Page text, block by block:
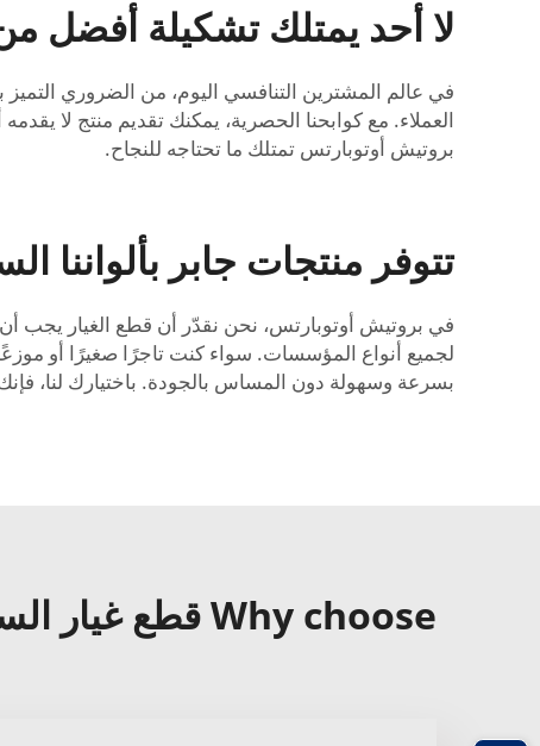
لا أحد يمتلك تشكيلة أفضل
في عالم المشترين التنافسي اليوم، من الضروري
العملاء. مع كوابحنا الحصرية، يمكنك تقديم منتج لا
بروتيش أوتوبارتس تمتلك ما تحتاجه للنجاح.
تتوفر منتجات جابر بألواننا
في بروتيش أوتوبارتس، نحن نقدّر أن قطع الغيار يجب
لجميع أنواع المؤسسات. سواء كنت تاجرًا صغيرًا أو
بسرعة وسهولة دون المساس بالجودة. باختيارك لنا،
Why choose قطع غيار السيارات ممتصات الصدمات المخصصة?